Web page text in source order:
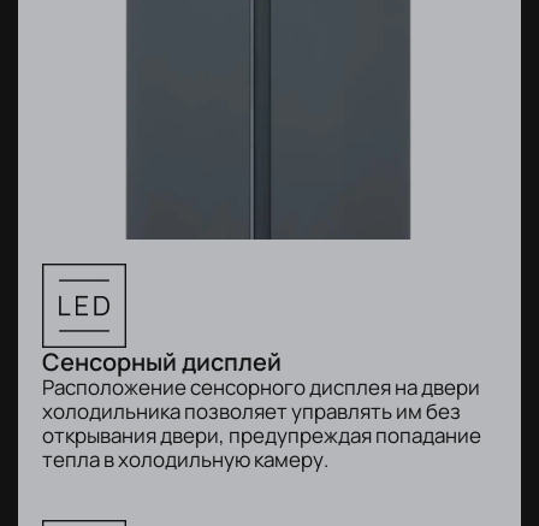
Сенсорный дисплей
Расположение сенсорного дисплея на двери
холодильника позволяет управлять им без
открывания двери, предупреждая попадание
тепла в холодильную камеру.